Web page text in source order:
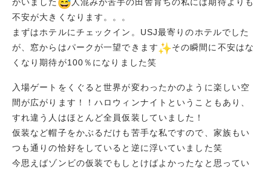
不安が大きくなります。。。
まずはホテルにチェックイン。USJ最寄りのホテルでした
が、窓からはパークが一望できます
その瞬間に不安はな
くなり期待が100％になりました笑
入場ゲートをくぐると世界が変わったかのように楽しい空
間が広がります！！ハロウィンナイトということもあり、
すれ違う人はほとんど全員仮装していました！
仮装など帽子をかぶるだけも苦手な私ですので、家族もい
つも通りの恰好をしていると逆に浮いていました笑
今思えばゾンビの仮装でもしとけばよかったなと思ってい